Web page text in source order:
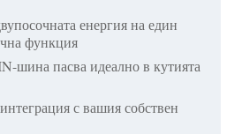
енергия на един
функция
шина пасва идеално в кутията
с вашия собствен